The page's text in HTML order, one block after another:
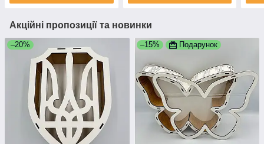
Акційні пропозиції та новинки
–20% –15% Подарунок